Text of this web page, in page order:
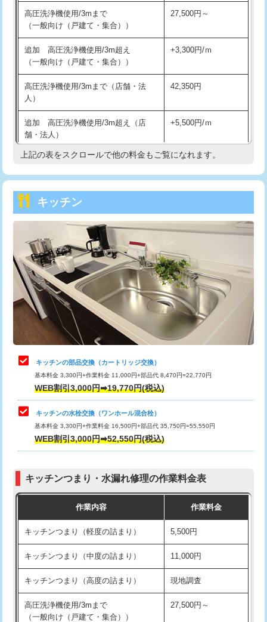
交換・取付(排水栓・排水トラップ
（P/S/ポップアップ））
22,000円+材料費
交換・取付（その他部品） 11,000円+材料費
持込商品取付（単水栓） 13,200円
持込商品取付（混合水栓）
持込商品取付（浄水器・分岐水栓） 16,500円
持込商品取付（温水洗浄便座） 22,000円
持込商品取付（普通便座⇔温水洗浄便
22,000円
給水管工事※（ホール加工)
給水管工事※（バンド止め) 3,300円
給水管工事※（支持金具設置) 5,500円
給水管工事※（保温材使用（バンド止
め込み）)
5,500円
給水管工事※（土の掘削・埋め戻し作
11,000円
給水管工事※（塩ビ管（VP・HI）使
用/3ｍまで)
給水管工事※（塩ビ管（VP・HI）使
用（追加）/3ｍ超え)
給水管工事※（ライニング鋼管・銅
管・ポリ管・HT管使用/3ｍまで)
44,000円
管・ポリ管・HT管使用/3ｍ超え)
排水管工事（土の掘削・埋め戻し作
11,000円~
排水管工事（排水管工事/3ｍまで） 55,000円
排水管工事（追加 排水管工事/3ｍ超
+11,000円
マス交換（土の掘削・埋め戻し作業）
高圧洗浄機使用/3mまで
（一般向け（戸建て・集合））
27,500円～
追加 高圧洗浄機使用/3m超え
（一般向け（戸建て・集合））
+3,300円/ｍ
高圧洗浄機使用/3mまで（店舗・法
人）
42,350円
追加 高圧洗浄機使用/3m超え（店
舗・法人）
+5,500円/ｍ
高度高圧洗浄換 現地調査
トーラー機使用/3mまで
追加トーラー機使用/3m超え +3,300円
カメラ調査 33,000円
桝清掃 8,800円
止水・漏水調査・防水処理・清掃・修
理・調整・分解・加工など（軽作業）
11,000円
止水・漏水調査・防水処理・清掃・修
理・調整・分解・加工など（中作業）
22,000円
止水・漏水調査・防水処理・清掃・修
理・調整・分解・加工など（重作業）
33,000円
お風呂タンク脱着
その他部品の脱着
式・ワンホール）)
交換・取付(排水栓・排水トラップ
22,000円+材料費
上記の表をスクロールで他の料金もご覧になれます。
キッチン
キッチンの部品交換（カートリッジ交換）
基本料金 3,300円+作業料金 11,000円+部品代 8,470円=22,770円
WEB割引3,000円➡19,770円(税込)
キッチンの水栓交換（ワンホール混合栓）
基本料金 3,300円+作業料金 16,500円+部品代 35,750円=55,550円
WEB割引3,000円➡52,550円(税込)
キッチンつまり・水漏れ修理の作業料金表
作業内容 作業料金
キッチンつまり（軽度の詰まり） 5,500円
キッチンつまり（中度の詰まり） 11,000円
キッチンつまり（高度の詰まり） 現地調査
高圧洗浄機使用/3mまで
（一般向け（戸建て・集合））
27,500円～